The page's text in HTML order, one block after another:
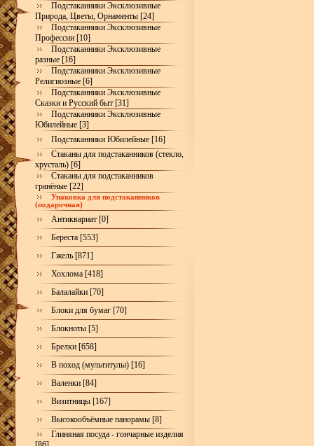
Подстаканники Эксклюзивные
Природа, Цветы, Орнаменты [24]
Подстаканники Эксклюзивные
Профессии [10]
Подстаканники Эксклюзивные
разные [16]
Подстаканники Эксклюзивные
Религиозные [6]
Подстаканники Эксклюзивные
Сказки и Русский быт [31]
Подстаканники Эксклюзивные
Юбилейные [3]
Подстаканники Юбилейные [16]
Стаканы для подстаканников (стекло,
хрусталь) [6]
Стаканы для подстаканников
гранёные [22]
Упаковка для подстаканников
(подарочная)
Антиквариат [0]
Береста [553]
Гжель [871]
Хохлома [418]
Балалайки [70]
Блоки для бумаг [70]
Блокноты [5]
Брелки [658]
В поход (мультитулы) [16]
Валенки [84]
Визитницы [167]
Высокообъёмные панорамы [8]
Глиняная посуда - гончарные изделия